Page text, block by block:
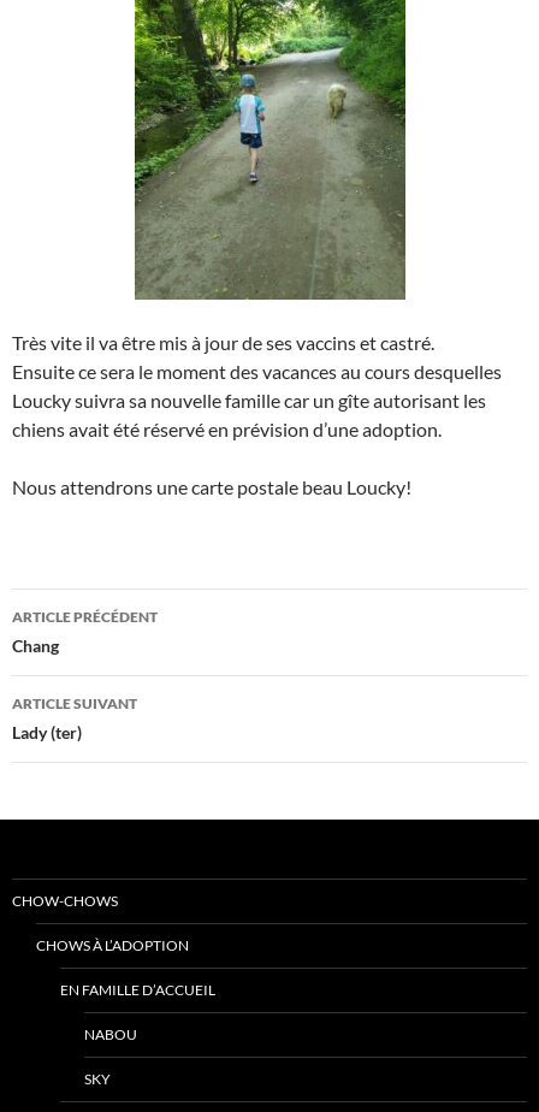
Très vite il va être mis à jour de ses vaccins et castré.
Ensuite ce sera le moment des vacances au cours desquelles
Loucky suivra sa nouvelle famille car un gîte autorisant les
chiens avait été réservé en prévision d’une adoption.
Nous attendrons une carte postale beau Loucky!
Navigation
des
articles
ARTICLE PRÉCÉDENT
Chang
ARTICLE SUIVANT
Lady (ter)
CHOW-CHOWS
CHOWS À L’ADOPTION
EN FAMILLE D’ACCUEIL
NABOU
SKY